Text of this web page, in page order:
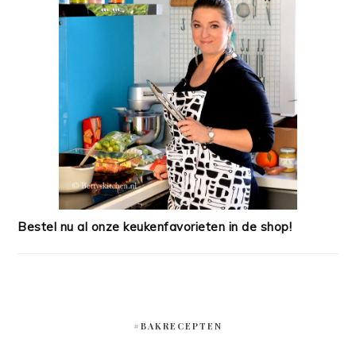
Bestel nu al onze keukenfavorieten in de shop!
#BAKRECEPTEN